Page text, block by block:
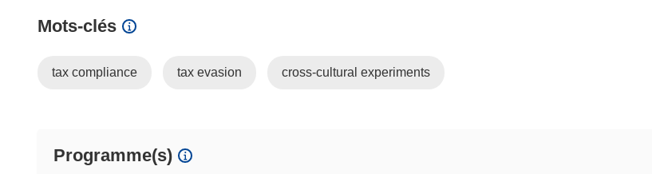
Mots‑clés
tax compliance tax evasion cross-cultural experiments
Programme(s)